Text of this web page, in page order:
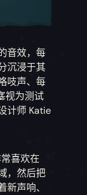
音效，每
沉浸于其
吱声、每
视为测试
计师 Katie
喜欢在
，然后把
声响、